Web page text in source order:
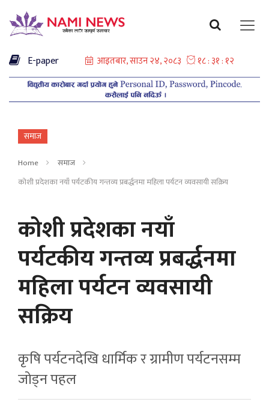
E-paper
समाज
Home
समाज
कोशी प्रदेशका नयाँ पर्यटकीय गन्तव्य प्रबर्द्धनमा महिला पर्यटन व्यवसायी सक्रिय
कोशी प्रदेशका नयाँ
पर्यटकीय गन्तव्य प्रबर्द्धनमा
महिला पर्यटन व्यवसायी
सक्रिय
कृषि पर्यटनदेखि धार्मिक र ग्रामीण पर्यटनसम्म
जोड्न पहल